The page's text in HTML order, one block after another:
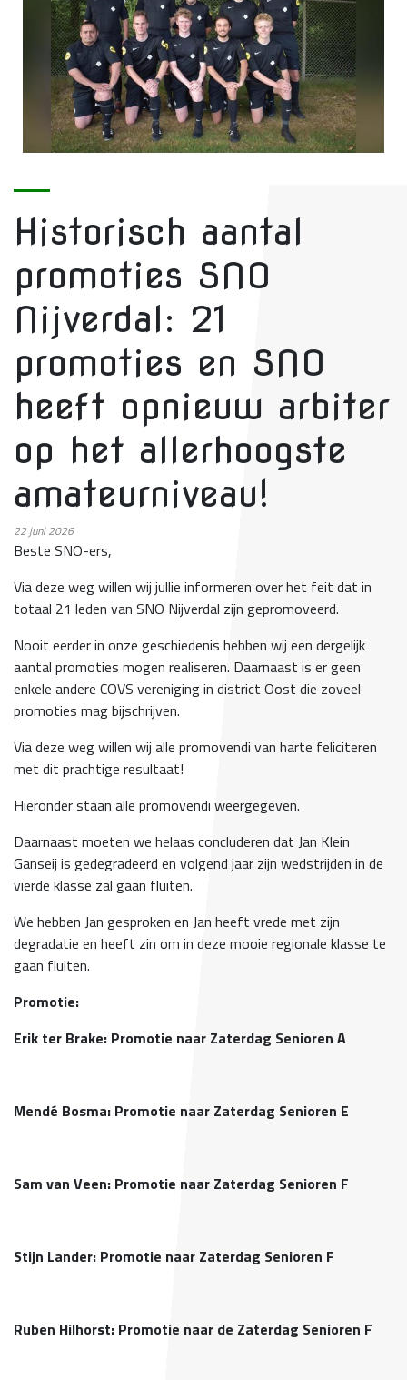
Historisch aantal
promoties SNO
Nijverdal: 21
promoties en SNO
heeft opnieuw arbiter
op het allerhoogste
amateurniveau!
22juni 2026
Beste SNO-ers,
Via deze weg willen wij jullie informeren over het feit dat in
totaal 21 leden van SNO Nijverdal zijn gepromoveerd.
Nooit eerder in onze geschiedenis hebben wij een dergelijk
aantal promoties mogen realiseren. Daarnaast is er geen
enkele andere COVS vereniging in district Oost die zoveel
promoties mag bijschrijven.
Via deze weg willen wij alle promovendi van harte feliciteren
met dit prachtige resultaat!
Hieronder staan alle promovendi weergegeven.
Daarnaast moeten we helaas concluderen dat Jan Klein
Ganseij is gedegradeerd en volgend jaar zijn wedstrijden in de
vierde klasse zal gaan fluiten.
We hebben Jan gesproken en Jan heeft vrede met zijn
degradatie en heeft zin om in deze mooie regionale klasse te
gaan fluiten.
Promotie:
Erik ter Brake: Promotie naar Zaterdag Senioren A
Mendé Bosma: Promotie naar Zaterdag Senioren E
Sam van Veen: Promotie naar Zaterdag Senioren F
Stijn Lander: Promotie naar Zaterdag Senioren F
Ruben Hilhorst: Promotie naar de Zaterdag Senioren F